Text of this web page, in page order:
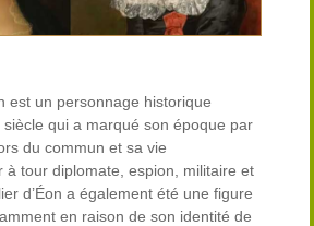
est un personnage historique
qui a marqué son époque par
du commun et sa vie
à tour diplomate, espion, militaire et
d’Éon a également été une figure
en raison de son identité de